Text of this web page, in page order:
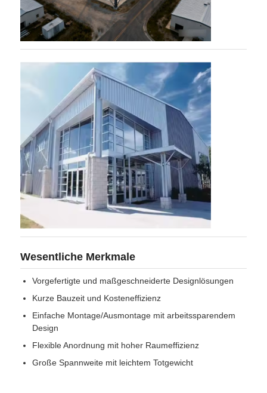
Wesentliche Merkmale
Vorgefertigte und maßgeschneiderte Designlösungen
Kurze Bauzeit und Kosteneffizienz
Einfache Montage/Ausmontage mit arbeitssparendem
Design
Flexible Anordnung mit hoher Raumeffizienz
Große Spannweite mit leichtem Totgewicht